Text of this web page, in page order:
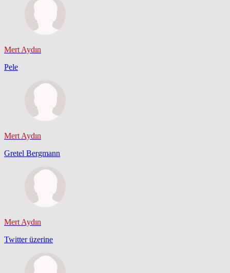
Mert Aydın
Pele
Mert Aydın
Gretel Bergmann
Mert Aydın
Twitter üzerine